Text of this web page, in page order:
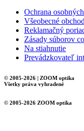
Ochrana
Všeobecné
Reklamačný
Zásady súborov
Na stiahnutie
Prevádzkovateľ
© 2005-2026 | ZOOM optika
Všetky práva vyhradené
© 2005-2026 ZOOM optika